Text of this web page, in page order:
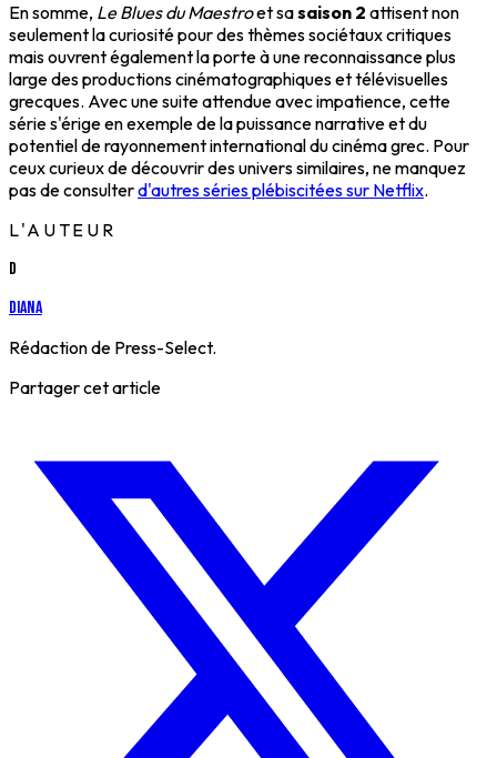
En somme, Le Blues du Maestroet sasaison 2 attisent non
seulement la curiosité pour des thèmes sociétaux critiques
mais ouvrent également la porte à une reconnaissance plus
large des productions cinématographiques et télévisuelles
grecques. Avec une suite attendue avec impatience, cette
série s'érige en exemple de la puissance narrative et du
potentiel de rayonnement international du cinéma grec. Pour
ceux curieux de découvrir des univers similaires, ne manquez
pas de consulterd'autres séries plébiscitées sur Netflix.
L'AUTEUR
D
Diana
Rédaction de Press-Select.
Partager cet article